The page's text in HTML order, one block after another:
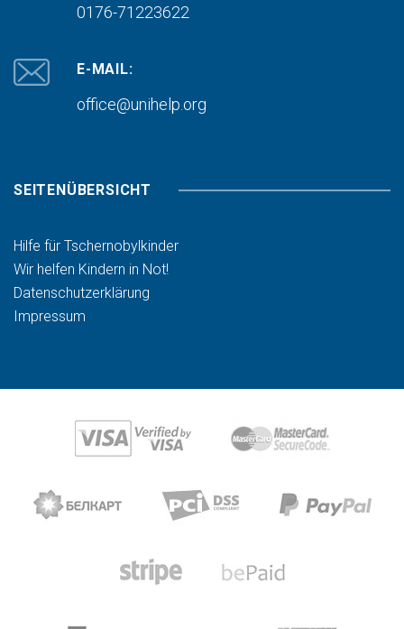
0176-71223622
E-MAIL:
office@unihelp.org
SEITENÜBERSICHT
Hilfe für Tschernobylkinder
Wir helfen Kindern in Not!
Datenschutzerklärung
Impressum